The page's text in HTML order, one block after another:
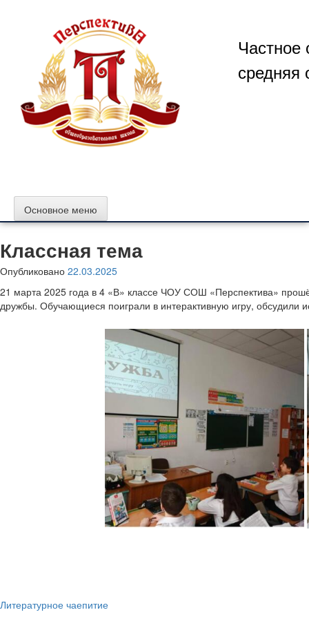
содержимому
Частное
средняя
Основное меню
Классная тема
Опубликовано 22.03.2025
21 марта 2025 года в 4 «В» классе ЧОУ СОШ «Перспектива»
дружбы. Обучающиеся поиграли в интерактивную игру,
Литературное чаепитие